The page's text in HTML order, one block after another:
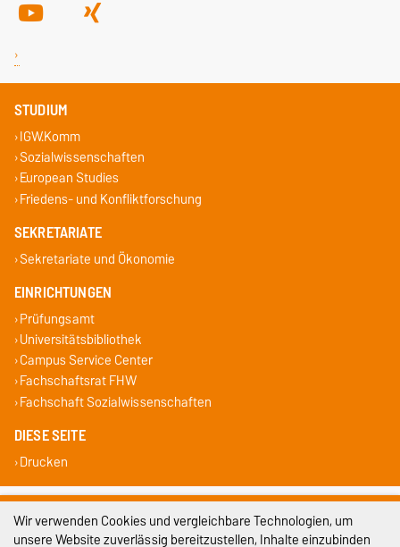
STUDIUM
IGW.Komm
Sozialwissenschaften
European Studies
Friedens- und Konfliktforschung
SEKRETARIATE
Sekretariate und Ökonomie
EINRICHTUNGEN
Prüfungsamt
Universitätsbibliothek
Campus Service Center
Fachschaftsrat FHW
Fachschaft Sozialwissenschaften
DIESE SEITE
Drucken
Impressum
Datenschutz
Wir verwenden Cookies und vergleichbare Technologien, um
unsere Website zuverlässig bereitzustellen, Inhalte einzubinden